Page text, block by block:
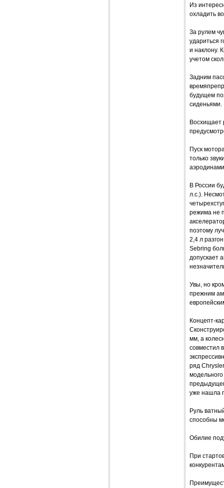
Из
охладить
За рулем
удариться
и наклону.
учетом
Задним
будущем
сиденьями.
Восхищает
Пуск
только
В России
л.с.).
режима не
поэтому
2,4 л
Sebring
допускает
Увы, но
прежним
Концепт-
мм, а
совместил
ряд
уже нашла
Руль
способны
Обилие
При